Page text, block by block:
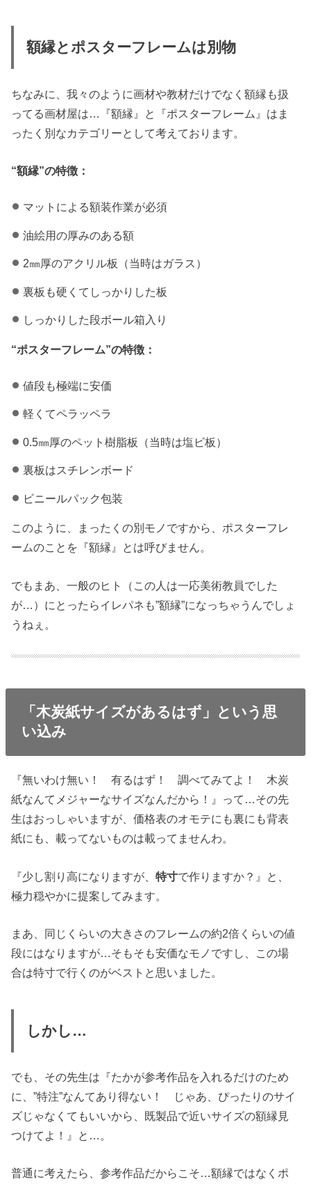
額縁とポスターフレームは別物
ちなみに、我々のように画材や教材だけでなく額縁も扱
ってる画材屋は…『額縁』と『ポスターフレーム』はま
ったく別なカテゴリーとして考えております。
“額縁”の特徴：
マットによる額装作業が必須
油絵用の厚みのある額
2㎜厚のアクリル板（当時はガラス）
裏板も硬くてしっかりした板
しっかりした段ボール箱入り
“ポスターフレーム”の特徴：
値段も極端に安価
軽くてペラッペラ
0.5㎜厚のペット樹脂板（当時は塩ビ板）
裏板はスチレンボード
ビニールパック包装
このように、まったくの別モノですから、ポスターフレ
ームのことを『額縁』とは呼びません。
でもまあ、一般のヒト（この人は一応美術教員でした
が…）にとったらイレパネも”額縁”になっちゃうんでしょ
うねぇ。
「木炭紙サイズがあるはず」という思
い込み
『無いわけ無い！ 有るはず！ 調べてみてよ！ 木炭
紙なんてメジャーなサイズなんだから！』って…その先
生はおっしゃいますが、価格表のオモテにも裏にも背表
紙にも、載ってないものは載ってませんわ。
『少し割り高になりますが、特寸で作りますか？』と、
極力穏やかに提案してみます。
まあ、同じくらいの大きさのフレームの約2倍くらいの値
段にはなりますが…そもそも安価なモノですし、この場
合は特寸で行くのがベストと思いました。
しかし…
でも、その先生は『たかが参考作品を入れるだけのため
に、”特注”なんてあり得ない！ じゃあ、ぴったりのサイ
ズじゃなくてもいいから、既製品で近いサイズの額縁見
つけてよ！』と…。
普通に考えたら、参考作品だからこそ…額縁ではなくポ